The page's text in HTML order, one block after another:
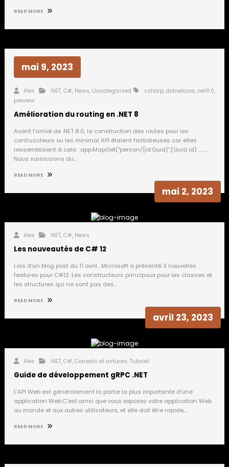
READ MORE
mai 9, 2023
Alex .NET, C#, News, Uncategorized csharp, dotnetcore, net8.0,
preview
Amélioration du routing en .NET 8
Avant l'arrivé de .NET 8.0, la construction des routes pour les
contruscteurs ou les minimal API étaient fastidieuses car elles
ressemblaient à cela : app.MapGet("person/{id:Guid}",(Guid id) .........
Nous saisissions du…
READ MORE
mai 2, 2023
Alex .NET, C#, News
Les nouveautés de C# 12
Lors d'un blog post du 11 avril , Microsoft a présenté 3 nouvelles
features pour C#12. Les constructeurs principaux pour les classes et
les structures qui ne sont pas des…
READ MORE
avril 23, 2023
Alex .NET, C#, Conseils et astuces, Tutoriel
Guide de développement gRPC .NET
L'API Web est généralement la partie la plus importante d'une
application Web.C'est ainsi que vous exposez votre application Web
au monde et aux autres utilisateurs, et elle doit être rapide,…
READ MORE